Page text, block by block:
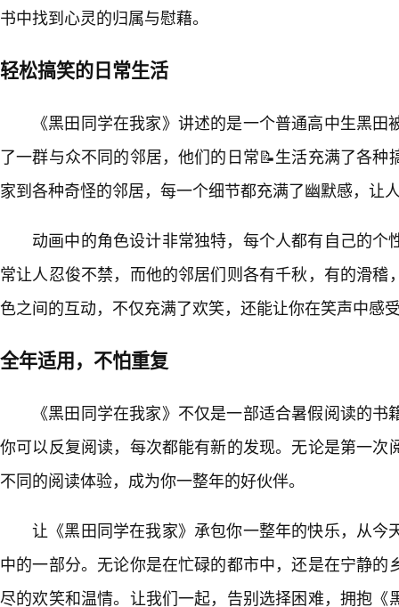
书中找到心灵的归属与慰藉。
轻松搞笑的日常生活
《黑田同学在我家》讲述的是一个普通高中生黑
了一群与众不同的邻居，他们的日常📝生活充满了各种
家到各种奇怪的邻居，每一个细节都充满了幽默感，让
动画中的角色设计非常独特，每个人都有自己的个
常让人忍俊不禁，而他的邻居们则各有千秋，有的滑稽
色之间的互动，不仅充满了欢笑，还能让你在笑声中感
全年适用，不怕重复
《黑田同学在我家》不仅是一部适合暑假阅读的
你可以反复阅读，每次都能有新的发现。无论是第一次
不同的阅读体验，成为你一整年的好伙伴。
让《黑田同学在我家》承包你一整年的快乐，从今
中的一部分。无论你是在忙碌的都市中，还是在宁静的
尽的欢笑和温情。让我们一起，告别选择困难，拥抱《